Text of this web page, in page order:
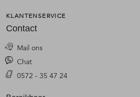
KLANTENSERVICE
Contact
Mail ons
Chat
0572 - 35 47 24